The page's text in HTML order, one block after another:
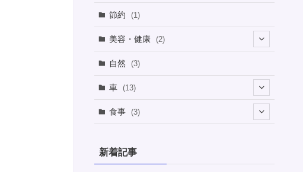
(1)
(4)
(1)
(2)
(1)
(2)
節約 (1)
美容・健康 (2)
(1)
自然 (3)
車 (13)
食事 (3)
(2)
新着記事